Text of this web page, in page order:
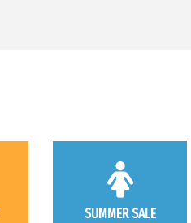
SUMMER SALE